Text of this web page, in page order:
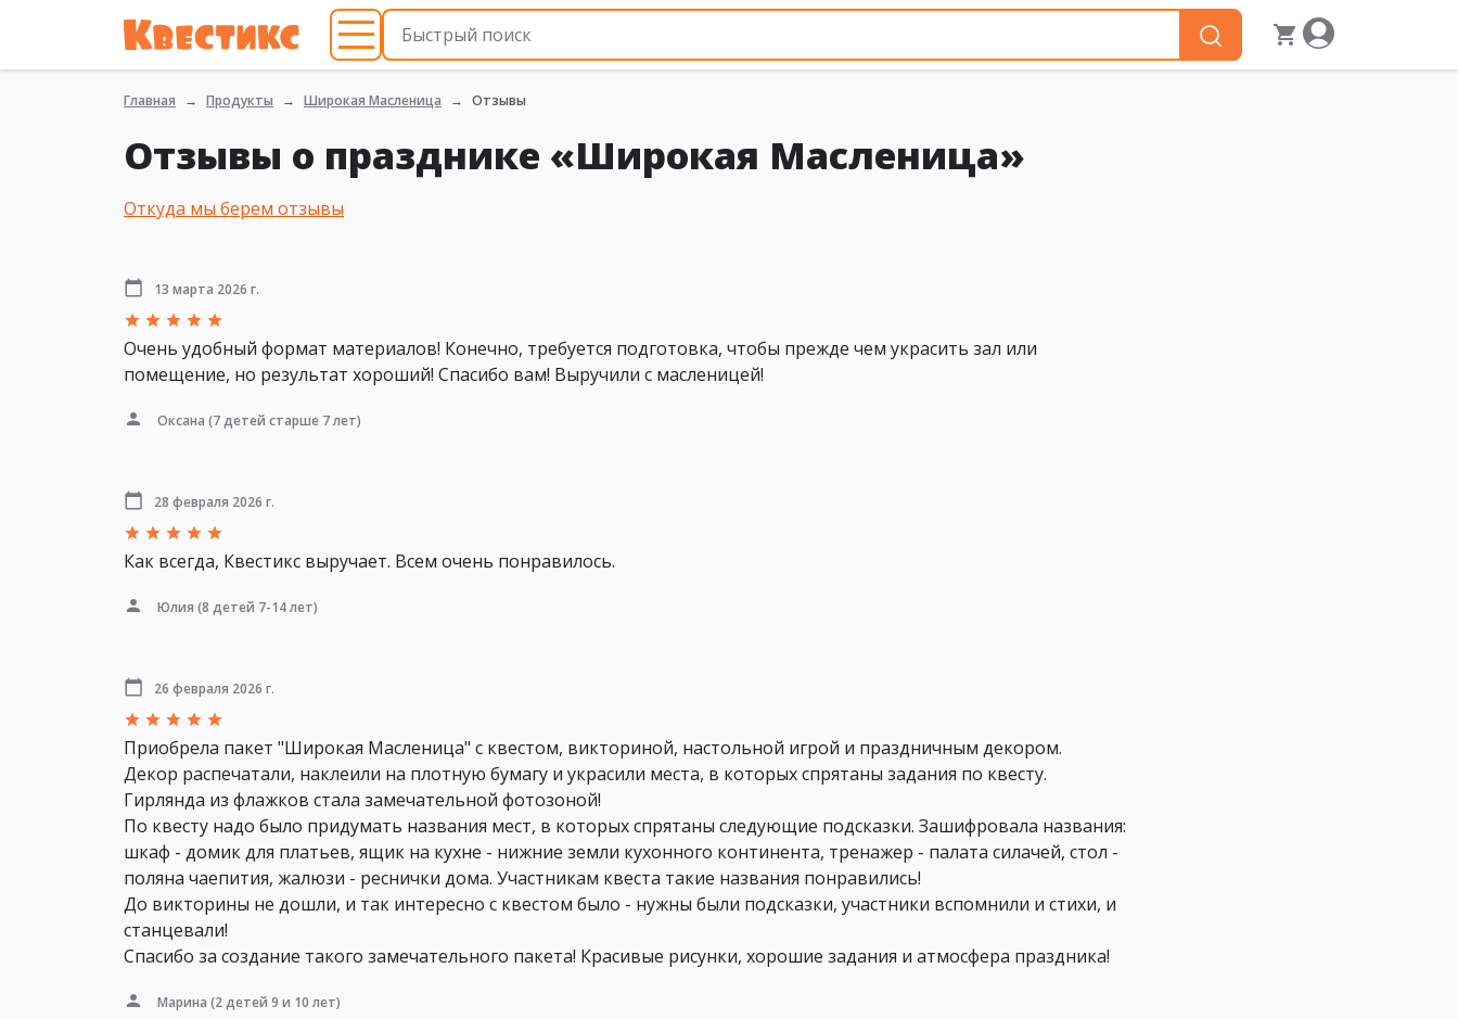
Главная Продукты Широкая Масленица Отзывы
Отзывы о празднике «Широкая Масленица»
Откуда мы берем отзывы
13 марта 2026 г.
Очень удобный формат материалов! Конечно, требуется подготовка, чтобы прежде чем украсить зал или
помещение, но результат хороший! Спасибо вам! Выручили с масленицей!
Оксана (7 детей старше 7 лет)
28 февраля 2026 г.
Как всегда, Квестикс выручает. Всем очень понравилось.
Юлия (8 детей 7-14 лет)
26 февраля 2026 г.
Приобрела пакет "Широкая Масленица" с квестом, викториной, настольной игрой и праздничным декором.
Декор распечатали, наклеили на плотную бумагу и украсили места, в которых спрятаны задания по квесту.
Гирлянда из флажков стала замечательной фотозоной!
По квесту надо было придумать названия мест, в которых спрятаны следующие подсказки. Зашифровала названия:
шкаф - домик для платьев, ящик на кухне - нижние земли кухонного континента, тренажер - палата силачей, стол -
поляна чаепития, жалюзи - реснички дома. Участникам квеста такие названия понравились!
До викторины не дошли, и так интересно с квестом было - нужны были подсказки, участники вспомнили и стихи, и
станцевали!
Спасибо за создание такого замечательного пакета! Красивые рисунки, хорошие задания и атмосфера праздника!
Марина (2 детей 9 и 10 лет)